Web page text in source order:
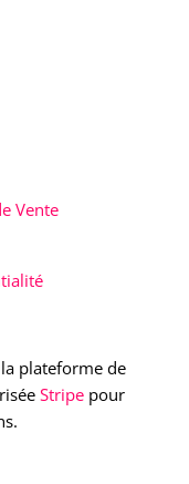
Vente
plateforme de
Stripe pour